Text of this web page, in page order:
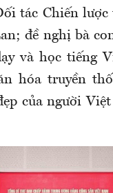
tác Chiến
đề nghị bà
và học tiếng
hóa truyền
của người